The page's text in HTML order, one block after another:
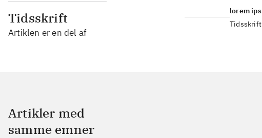
Tidsskrift
Artiklen er en del af
lorem
Tidsskrift
Artikler med
samme emner